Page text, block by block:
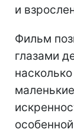
и
Фильм
глазами